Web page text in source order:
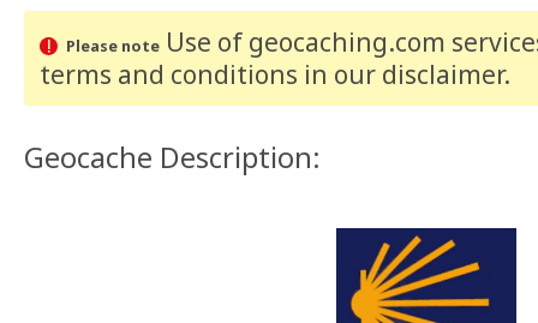
Please noteUse of geocaching.com
terms and conditions in our disclaimer.
Geocache Description: